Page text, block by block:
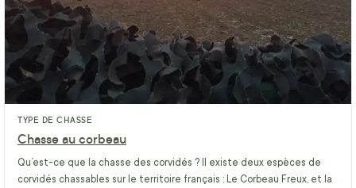
TYPE DE CHASSE
Chasse au corbeau
Qu’est-ce que la chasse des corvidés ? Il existe deux espèces de
corvidés chassables sur le territoire français : Le Corbeau Freux, et la